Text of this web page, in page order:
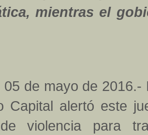
mientras el
de mayo de
Capital alertó este
violencia para